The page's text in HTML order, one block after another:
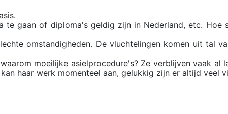
gaan of diploma's geldig zijn in Nederland, etc. Hoe
omstandigheden. De vluchtelingen komen uit tal
moeilijke asielprocedure's? Ze verblijven vaak al
haar werk momenteel aan, gelukkig zijn er altijd veel